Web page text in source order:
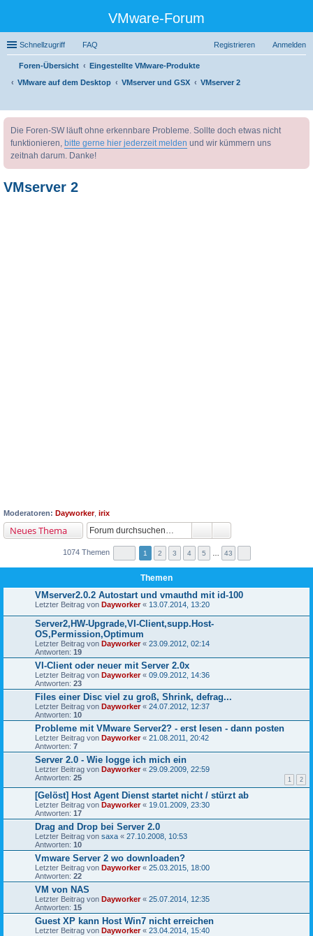
VMware-Forum
Schnellzugriff FAQ Anmelden
Registrieren
Foren-Übersicht
Eingestellte VMware-Produkte
VMware auf dem Desktop
VMserver und GSX VMserver 2
uc
Die Foren-SW läuft ohne erkennbare Probleme. Sollte doch etwas nicht
funktionieren, bitte gerne hier jederzeit melden und wir kümmern uns
zeitnah darum. Danke!
VMserver 2
Moderatoren: Dayworker, irix
Neues Thema
1074 Themen 1 2 3 4 5 43
Themen
VMserver2.0.2 Autostart und vmauthd mit id-100
Letzter Beitrag von Dayworker« 13.07.2014, 13:20
Server2,HW-Upgrade,VI-Client,supp.Host-
OS,Permission,Optimum
Letzter Beitrag von Dayworker« 23.09.2012, 02:14
Antworten: 19
VI-Client oder neuer mit Server 2.0x
Letzter Beitrag von Dayworker« 09.09.2012, 14:36
Antworten: 23
Files einer Disc viel zu groß, Shrink, defrag...
Letzter Beitrag von Dayworker« 24.07.2012, 12:37
Antworten: 10
Probleme mit VMware Server2? - erst lesen - dann posten
Letzter Beitrag von Dayworker« 21.08.2011, 20:42
Antworten: 7
Server 2.0 - Wie logge ich mich ein
Letzter Beitrag von Dayworker« 29.09.2009, 22:59
Antworten: 25 1 2
[Gelöst] Host Agent Dienst startet nicht / stürzt ab
Letzter Beitrag von Dayworker« 19.01.2009, 23:30
Antworten: 17
Drag and Drop bei Server 2.0
Letzter Beitrag von saxa « 27.10.2008, 10:53
Antworten: 10
Vmware Server 2 wo downloaden?
Letzter Beitrag von Dayworker« 25.03.2015, 18:00
Antworten: 22
VM von NAS
Letzter Beitrag von Dayworker« 25.07.2014, 12:35
Antworten: 15
Guest XP kann Host Win7 nicht erreichen
Letzter Beitrag von Dayworker« 23.04.2014, 15:40